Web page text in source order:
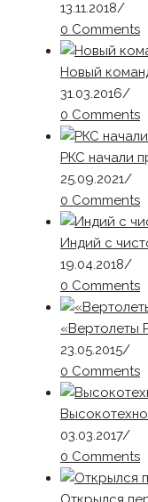
13.11.2018/
0 Comments
Новый
31.03.2016/
0 Comments
РКС начали
25.09.2021/
0 Comments
Индий с
19.04.2018/
0 Comments
«Вертолеты
23.05.2015/
0 Comments
03.03.2017/
0 Comments